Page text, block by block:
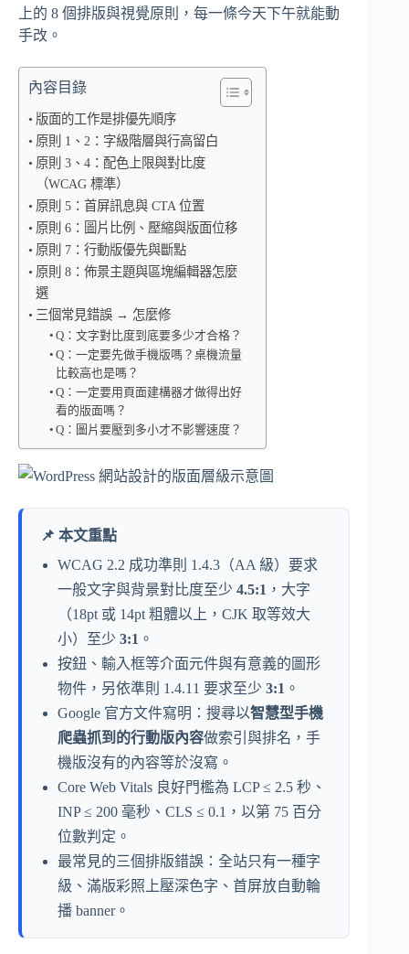
上的 8 個排版與視覺原則，每一條今天下午就能動
手改。
內容目錄
版面的工作是排優先順序
原則 1、2：字級階層與行高留白
原則 3、4：配色上限與對比度
（WCAG 標準）
原則 5：首屏訊息與 CTA 位置
原則 6：圖片比例、壓縮與版面位移
原則 7：行動版優先與斷點
原則 8：佈景主題與區塊編輯器怎麼
選
三個常見錯誤 → 怎麼修
Q：文字對比度到底要多少才合格？
Q：一定要先做手機版嗎？桌機流量
比較高也是嗎？
Q：一定要用頁面建構器才做得出好
看的版面嗎？
Q：圖片要壓到多小才不影響速度？
📌 本文重點
WCAG 2.2 成功準則 1.4.3（AA 級）要求
一般文字與背景對比度至少4.5:1 ，大字
（18pt 或 14pt 粗體以上，CJK 取等效大
小）至少3:1 。
按鈕、輸入框等介面元件與有意義的圖形
物件，另依準則 1.4.11 要求至少3:1 。
Google 官方文件寫明：搜尋以智慧型手機
爬蟲抓到的行動版內容做索引與排名，手
機版沒有的內容等於沒寫。
Core Web Vitals 良好門檻為 LCP ≤ 2.5 秒、
INP ≤ 200 毫秒、CLS ≤ 0.1，以第 75 百分
位數判定。
最常見的三個排版錯誤：全站只有一種字
級、滿版彩照上壓深色字、首屏放自動輪
播 banner。